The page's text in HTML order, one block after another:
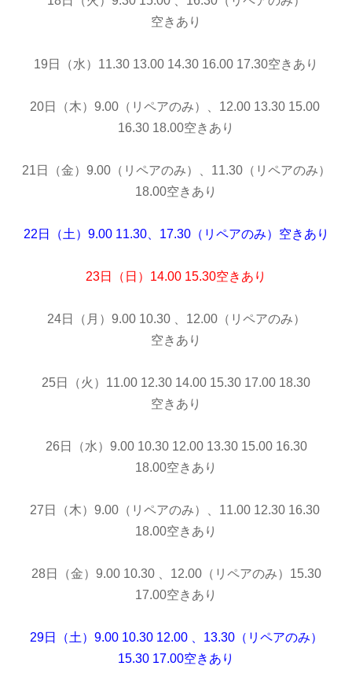
空きあり
19日（水）11.30 13.00 14.30 16.00 17.30空きあり
20日（木）9.00（リペアのみ）、12.00 13.30 15.00
16.30 18.00空きあり
21日（金）9.00（リペアのみ）、11.30（リペアのみ）
18.00空きあり
22日（土）9.00 11.30、 17.30（リペアのみ） 空きあり
23日（日）14.00 15.30空きあり
24日（月）9.00 10.30 、12.00（リペアのみ）
空きあり
25日（火）11.00 12.30 14.00 15.30 17.00 18.30
空きあり
26日（水）9.00 10.30 12.00 13.30 15.00 16.30
18.00空きあり
27日（木）9.00（リペアのみ）、11.00 12.30 16.30
18.00空きあり
28日（金）9.00 10.30 、12.00（リペアのみ）15.30
17.00空きあり
29日（土）9.00 10.30 12.00 、13.30（リペアのみ）
15.30 17.00空きあり